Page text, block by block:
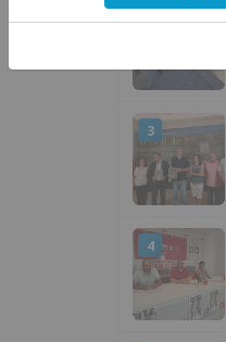
3
4